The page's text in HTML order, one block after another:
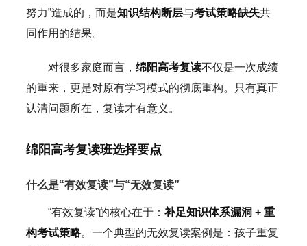
努力”造成的，而是知识结构断层与考试策略缺失共
同作用的结果。
对很多家庭而言， 绵阳高考复读不仅是一次成绩
的重来，更是对原有学习模式的彻底重构。只有真正
认清问题所在，复读才有意义。
绵阳高考复读班选择要点
什么是“有效复读”与“无效复读”
“有效复读”的核心在于： 补足知识体系漏洞 + 重
构考试策略。一个典型的无效复读案例是：孩子重复